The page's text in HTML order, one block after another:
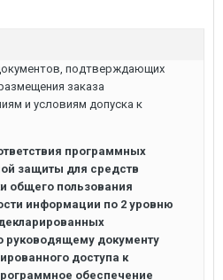
подтверждающих
заказа
и условиям допуска к
программных
защиты для средств
общего пользования
информации по 2 уровню
руководящему документу
доступа к
обеспечение